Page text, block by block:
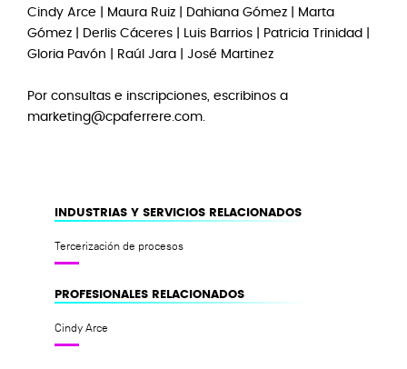
Cindy Arce Maura Ruiz Dahiana Gómez | Marta
Gómez | Derlis Cáceres | Luis Barrios | Patricia Trinidad |
Gloria Pavón | Raúl Jara | José Martinez
Por consultas e inscripciones, escribinos a
marketing@cpaferrere.com.
INDUSTRIAS Y SERVICIOS RELACIONADOS
Tercerización de procesos
PROFESIONALES RELACIONADOS
Cindy Arce